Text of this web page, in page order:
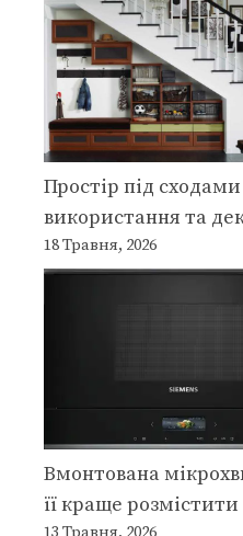
Простір під
використання та
18 Травня, 2026
Вмонтована
її краще розмістити